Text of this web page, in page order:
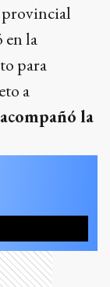
en la
para
a
acompañó la